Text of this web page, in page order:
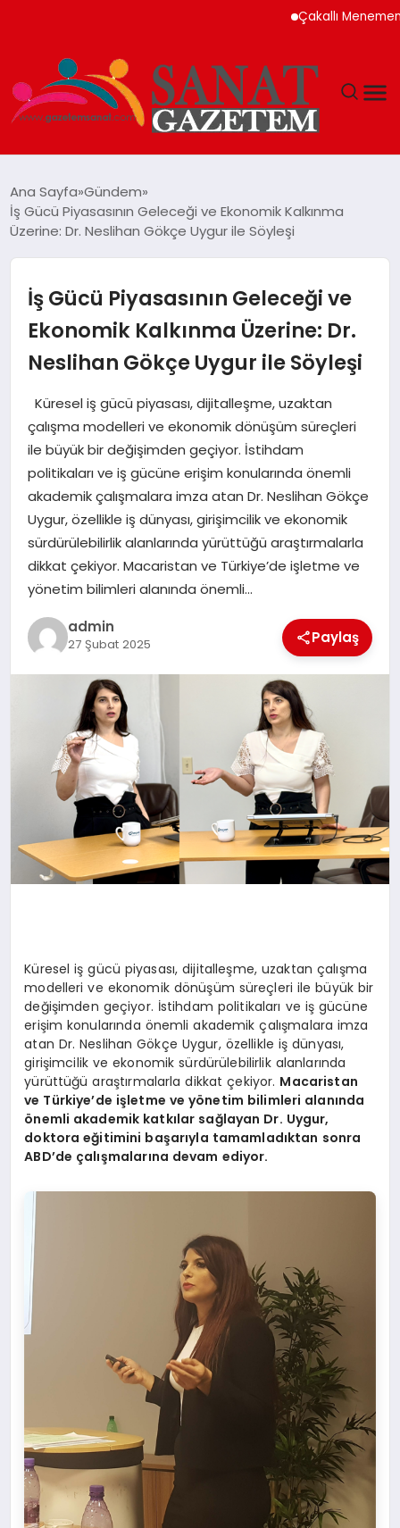
Çakallı Menemeni
TEKNOLOJI
SPOR
YAŞAM
EKONOMI
SAĞLIK
DÜNYA
EĞITIM
Ana Sayfa Gündem
İş Gücü Piyasasının Geleceği ve Ekonomik Kalkınma
Üzerine: Dr. Neslihan Gökçe Uygur ile Söyleşi
İş Gücü Piyasasının Geleceği ve
Ekonomik Kalkınma Üzerine: Dr.
Neslihan Gökçe Uygur ile Söyleşi
Küresel iş gücü piyasası, dijitalleşme, uzaktan
çalışma modelleri ve ekonomik dönüşüm süreçleri
ile büyük bir değişimden geçiyor. İstihdam
politikaları ve iş gücüne erişim konularında önemli
akademik çalışmalara imza atan Dr. Neslihan Gökçe
Uygur, özellikle iş dünyası, girişimcilik ve ekonomik
sürdürülebilirlik alanlarında yürüttüğü araştırmalarla
dikkat çekiyor. Macaristan ve Türkiye’de işletme ve
yönetim bilimleri alanında önemli…
admin
27 Şubat 2025 Paylaş
Küresel iş gücü piyasası, dijitalleşme, uzaktan çalışma
modelleri ve ekonomik dönüşüm süreçleri ile büyük bir
değişimden geçiyor. İstihdam politikaları ve iş gücüne
erişim konularında önemli akademik çalışmalara imza
atan Dr. Neslihan Gökçe Uygur, özellikle iş dünyası,
girişimcilik ve ekonomik sürdürülebilirlik alanlarında
yürüttüğü araştırmalarla dikkat çekiyor. Macaristan
ve Türkiye’de işletme ve yönetim bilimleri alanında
önemli akademik katkılar sağlayan Dr. Uygur,
doktora eğitimini başarıyla tamamladıktan sonra
ABD’de çalışmalarına devam ediyor.